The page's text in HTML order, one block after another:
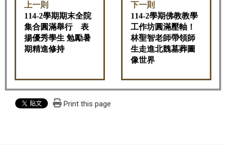
上一則
114-2學期期末全院
集合圓滿舉行 表
揚優秀學生 勉勵暑
期精進修持
下一則
114-2學期佛教教學
工作坊圓滿壓軸！
林聖智老師帶領師
生走進北魏墓葬圖
像世界
Print this page